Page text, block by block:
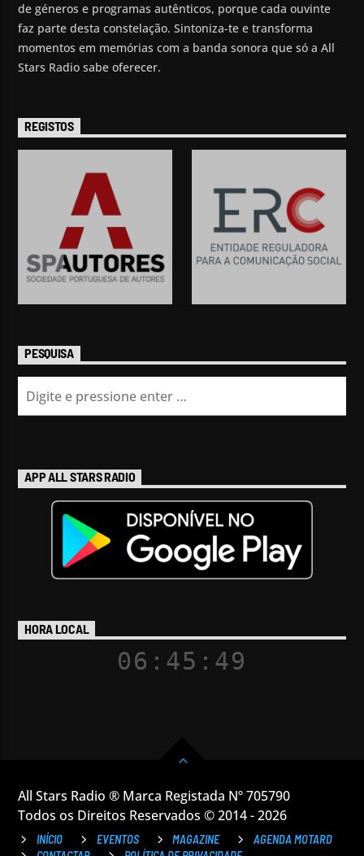
de géneros e programas autênticos, porque cada ouvinte
faz parte desta constelação. Sintoniza-te e transforma
momentos em memórias com a banda sonora que só a All
Stars Radio sabe oferecer.
REGISTOS
PESQUISA
APP ALL STARS RADIO
HORA LOCAL
06:45:50
All Stars Radio ® Marca Registada Nº 705790
Todos os Direitos Reservados © 2014 - 2026
INÍCIO EVENTOS MAGAZINE
AGENDA MOTARD